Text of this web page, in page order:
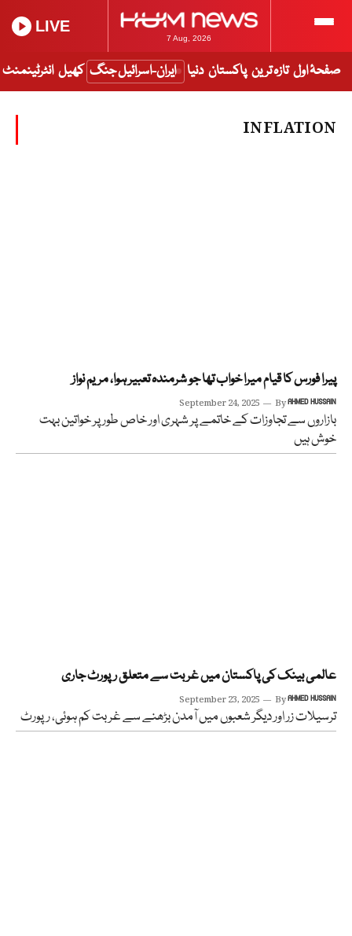
7 Aug, 2026
LIVE
صفحۂ اول تازہ ترین پاکستان دنیا ایران-اسرائیل جنگ کھیل انٹرٹینمنٹ
INFLATION
پیرا فورس کا قیام میرا خواب تھا جو شرمندہ تعبیر ہوا، مریم نواز
September 24, 2025 ByAHMED HUSSAIN
بازاروں سے تجاوزات کے خاتمے پر شہری اور خاص طور پر خواتین بہت
خوش ہیں
عالمی بینک کی پاکستان میں غربت سے متعلق رپورٹ جاری
September 23, 2025 ByAHMED HUSSAIN
ترسیلات زر اور دیگر شعبوں میں آمدن بڑھنے سے غربت کم ہوئی، رپورٹ